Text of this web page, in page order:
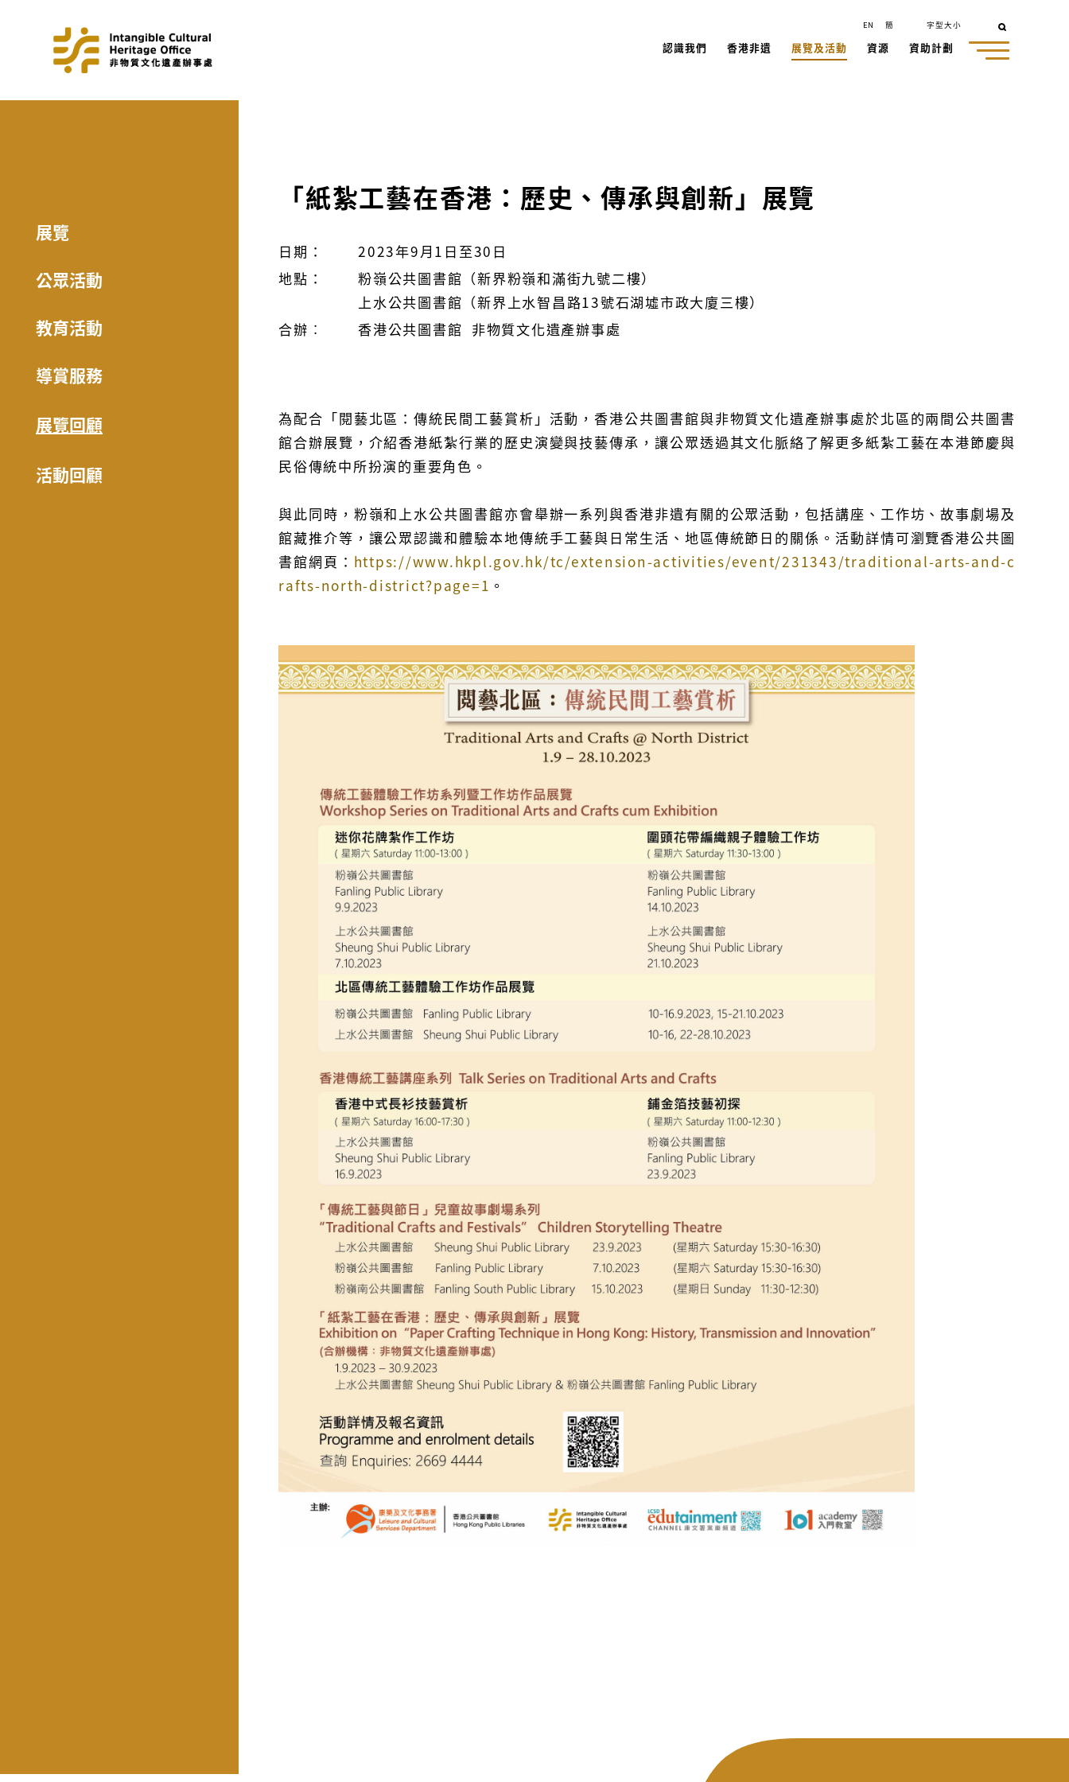
認識我們 香港非遺 展覽及活動 資源 資助計劃
EN 簡 字型大小
展覽
公眾活動
教育活動
導賞服務
展覽回顧
活動回顧
「紙紮工藝在香港：歷史、傳承與創新」展覽
日期：
2023年9月1日至30日
地點：
粉嶺公共圖書館（新界粉嶺和滿街九號二樓）
上水公共圖書館（新界上水智昌路13號石湖墟市政大廈三樓）
合辦︰
香港公共圖書館 非物質文化遺產辦事處
為配合「閱藝北區：傳統民間工藝賞析」活動，香港公共圖書館與非物質文化遺產辦事處於北區的兩間公共圖書
館合辦展覽，介紹香港紙紮行業的歷史演變與技藝傳承，讓公眾透過其文化脈絡了解更多紙紮工藝在本港節慶與
民俗傳統中所扮演的重要角色。
與此同時，粉嶺和上水公共圖書館亦會舉辦一系列與香港非遺有關的公眾活動，包括講座、工作坊、故事劇場及
館藏推介等，讓公眾認識和體驗本地傳統手工藝與日常生活、地區傳統節日的關係。活動詳情可瀏覽香港公共圖
書館網頁： https://www.hkpl.gov.hk/tc/extension-activities/event/231343/traditional-arts-and-c
rafts-north-district?page=1 。